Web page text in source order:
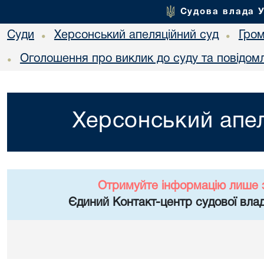
Судова влада
Суди • Херсонський апеляційний суд •
• Оголошення про виклик до суду та
Херсонський
Отримуйте інформацію лише
Єдиний Контакт-центр судової